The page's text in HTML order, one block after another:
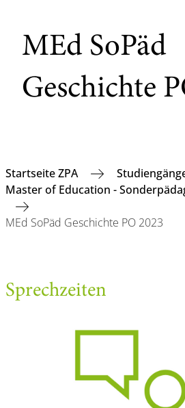
MEd SoPäd
Geschichte
Startseite ZPA
Master of Education -
MEd SoPäd Geschichte PO 2023
Sprechzeiten